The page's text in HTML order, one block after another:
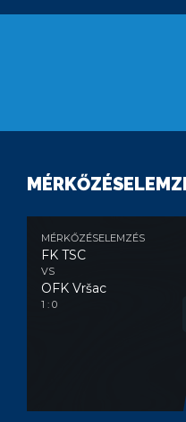
MÉRKŐZÉSELEMZÉS
FK TSC
VS
OFK Vršac
1 : 0